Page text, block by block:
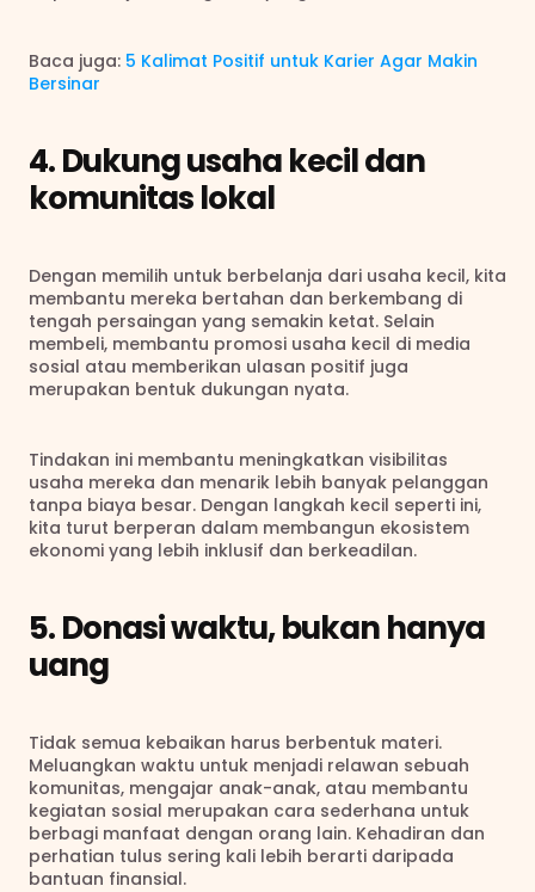
Baca juga: 5 Kalimat Positif untuk Karier Agar Makin
Bersinar
4. Dukung usaha kecil dan
komunitas lokal
Dengan memilih untuk berbelanja dari usaha kecil, kita
membantu mereka bertahan dan berkembang di
tengah persaingan yang semakin ketat. Selain
membeli, membantu promosi usaha kecil di media
sosial atau memberikan ulasan positif juga
merupakan bentuk dukungan nyata.
Tindakan ini membantu meningkatkan visibilitas
usaha mereka dan menarik lebih banyak pelanggan
tanpa biaya besar. Dengan langkah kecil seperti ini,
kita turut berperan dalam membangun ekosistem
ekonomi yang lebih inklusif dan berkeadilan.
5. Donasi waktu, bukan hanya
uang
Tidak semua kebaikan harus berbentuk materi.
Meluangkan waktu untuk menjadi relawan sebuah
komunitas, mengajar anak-anak, atau membantu
kegiatan sosial merupakan cara sederhana untuk
berbagi manfaat dengan orang lain. Kehadiran dan
perhatian tulus sering kali lebih berarti daripada
bantuan finansial.